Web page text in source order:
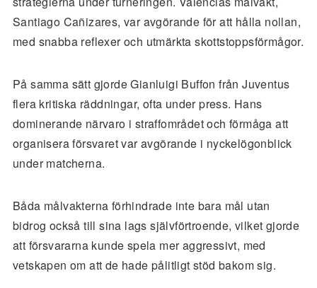
Santiago Cañizares, var avgörande för att hålla nollan,
med snabba reflexer och utmärkta skottstoppsförmågor.
På samma sätt gjorde Gianluigi Buffon från Juventus
flera kritiska räddningar, ofta under press. Hans
dominerande närvaro i straffområdet och förmåga att
organisera försvaret var avgörande i nyckelögonblick
under matcherna.
Båda målvakterna förhindrade inte bara mål utan
bidrog också till sina lags självförtroende, vilket gjorde
att försvararna kunde spela mer aggressivt, med
vetskapen om att de hade pålitligt stöd bakom sig.